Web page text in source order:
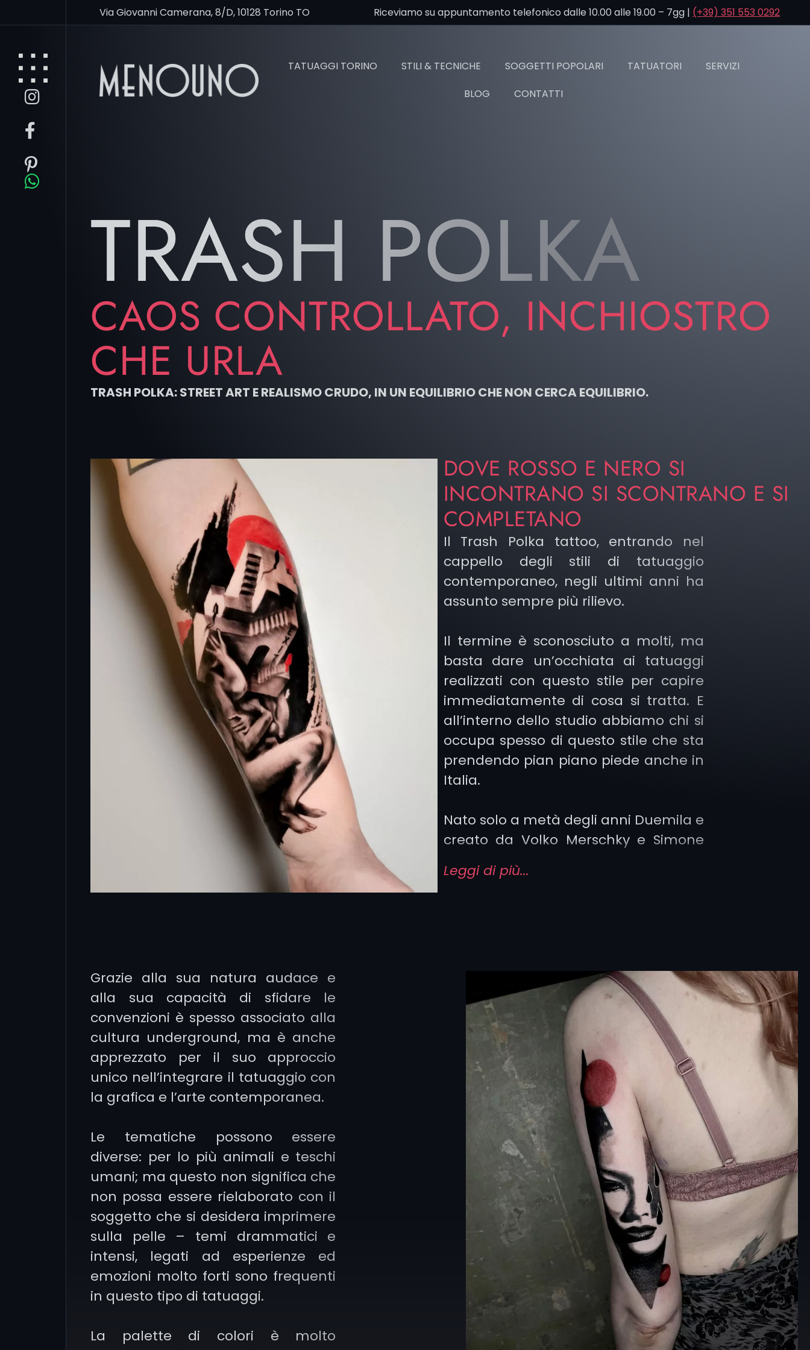
Via Giovanni Camerana, 8/D, 10128 Torino TO Riceviamo su appuntamento telefonico dalle 10.00 alle 19.00 – 7gg | (+39) 351 553 0292
TATUAGGI TORINO STILI & TECNICHE SOGGETTI POPOLARI TATUATORI
SERVIZI
BLOG
CONTATTI
TRASH POLKA
CAOS CONTROLLATO, INCHIOSTRO
CHE URLA
TRASH POLKA: STREET ART E REALISMO CRUDO, IN UN EQUILIBRIO CHE NON CERCA EQUILIBRIO.
DOVE ROSSO E NERO SI
INCONTRANO SI SCONTRANO E SI
COMPLETANO
Il Trash Polka tattoo, entrando nel
cappello degli stili di tatuaggio
contemporaneo, negli ultimi anni ha
assunto sempre più rilievo.
Il termine è sconosciuto a molti, ma
basta dare un’occhiata ai tatuaggi
realizzati con questo stile per capire
immediatamente di cosa si tratta. E
all’interno dello studio abbiamo chi si
occupa spesso di questo stile che sta
prendendo pian piano piede anche in
Italia.
Nato solo a metà degli anni Duemila e
creato da Volko Merschky e Simone
fortemente dagli stili già conosciuti
interpretazione dando vita a nuove
raffigurazioni dal grandissimo
impatto.
La base del Trash Polka è lostile
realistico
, combinato però con diversi
elementi decorativi: ad esempio
, linee rette, macchie di
pittura, passate di pennello tipiche
dello stile abstract, ma anche ritratti
realizzati con il solo contorno.
Leggi di più...
Grazie alla sua natura audace e
alla sua capacità di sfidare le
convenzioni è spesso associato alla
cultura underground, ma è anche
apprezzato per il suo approccio
unico nell’integrare il tatuaggio con
la grafica e l’arte contemporanea.
Le tematiche possono essere
diverse: per lo più animali e teschi
umani; ma questo non significa che
non possa essere rielaborato con il
soggetto che si desidera imprimere
sulla pelle – temi drammatici e
intensi, legati ad esperienze ed
emozioni molto forti sono frequenti
in questo tipo di tatuaggi.
La palette di colori è molto